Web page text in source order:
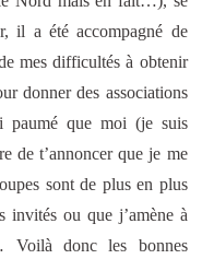
il a été accompagné de
mes difficultés à obtenir
donner des associations
paumé que moi (je suis
de t’annoncer que je me
sont de plus en plus
invités ou que j’amène à
Voilà donc les bonnes